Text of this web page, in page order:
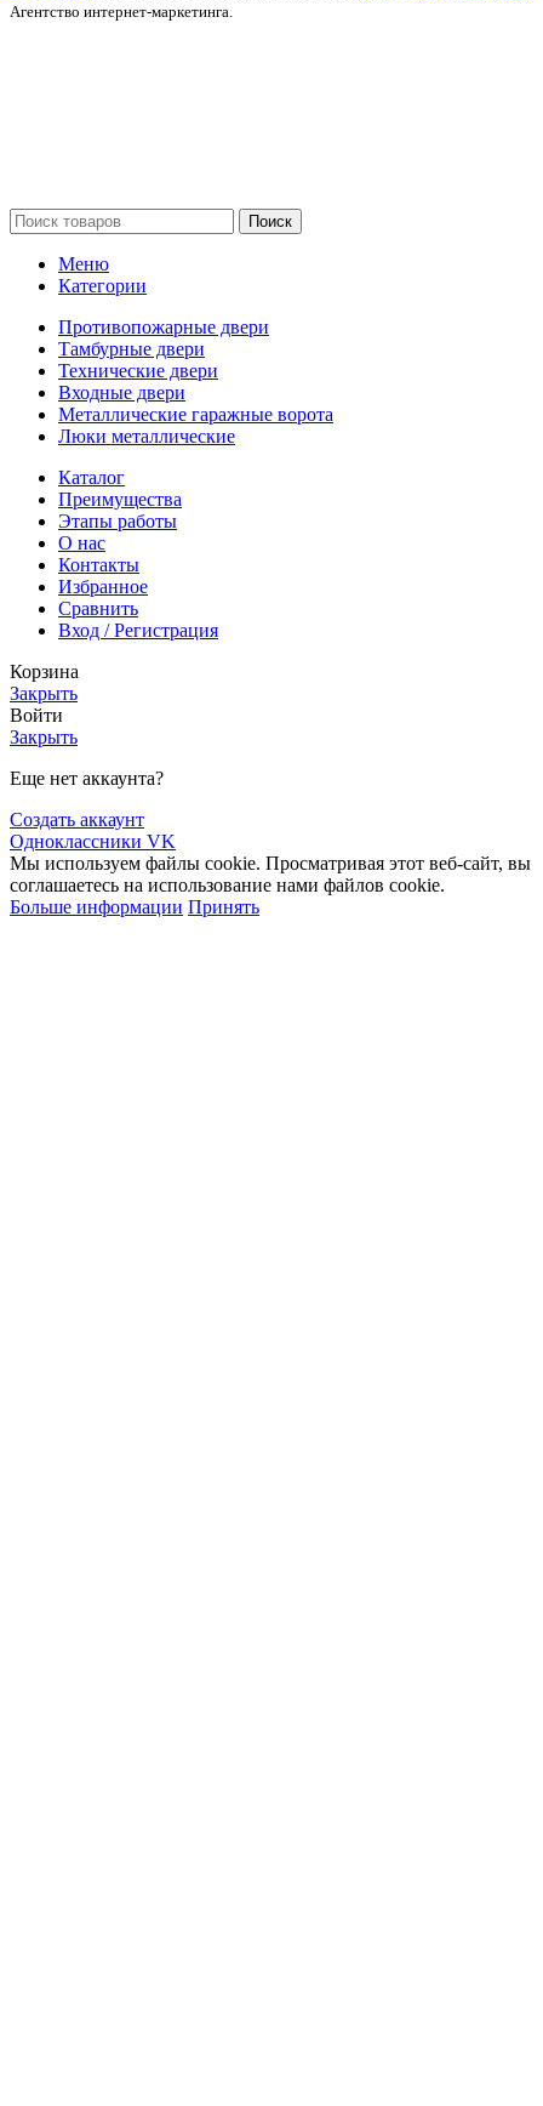
Агентство интернет-маркетинга.
Поиск
Меню
Категории
Противопожарные двери
Тамбурные двери
Технические двери
Входные двери
Металлические гаражные ворота
Люки металлические
Каталог
Преимущества
Этапы работы
О нас
Контакты
Избранное
Сравнить
Вход / Регистрация
Корзина
Закрыть
Войти
Закрыть
Еще нет аккаунта?
Создать аккаунт
Одноклассники VK
Мы используем файлы cookie. Просматривая этот веб-сайт, вы
соглашаетесь на использование нами файлов cookie.
Больше информации Принять